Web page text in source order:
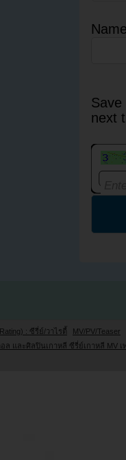
next
: ซีรี่ย์/วาไรตี้
MV/PV/Teaser
อล และศิลปินเกาหลี ซีรี่ย์เกาหลี MV